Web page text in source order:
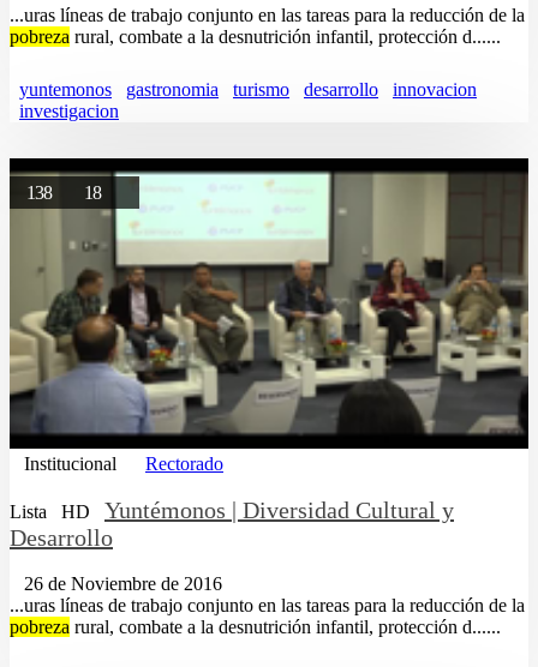
...uras líneas de trabajo conjunto en las tareas para la reducción de la
pobreza rural, combate a la desnutrición infantil, protección d......
yuntemonos gastronomia turismo desarrollo
innovacion
investigacion
138 18
Institucional Rectorado
Lista HD
Yuntémonos | Diversidad Cultural y
Desarrollo
26 de Noviembre de 2016
...uras líneas de trabajo conjunto en las tareas para la reducción de la
pobreza rural, combate a la desnutrición infantil, protección d......